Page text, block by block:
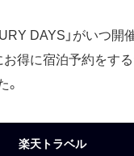
DAYS」がいつ開
お得に宿泊予約をす
。
楽天トラベル